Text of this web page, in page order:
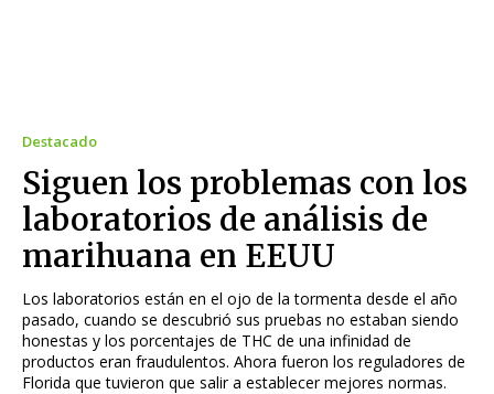
Destacado
Siguen los problemas con los
laboratorios de análisis de
marihuana en EEUU
Los laboratorios están en el ojo de la tormenta desde el año
pasado, cuando se descubrió sus pruebas no estaban siendo
honestas y los porcentajes de THC de una infinidad de
productos eran fraudulentos. Ahora fueron los reguladores de
Florida que tuvieron que salir a establecer mejores normas.